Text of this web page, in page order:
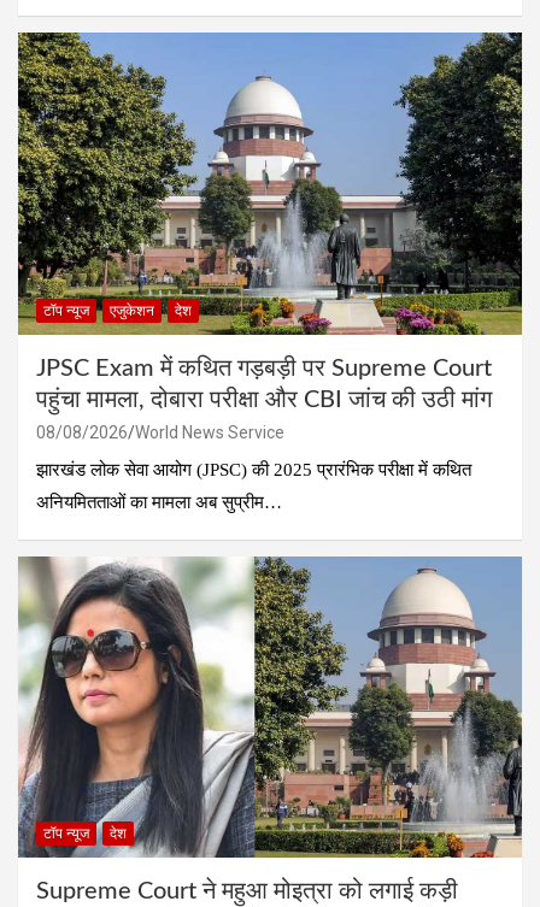
टॉप न्यूज एजुकेशन देश
JPSC Exam में कथित गड़बड़ी पर Supreme Court
पहुंचा मामला, दोबारा परीक्षा और CBI जांच की उठी मांग
08/08/2026 World News Service
झारखंड लोक सेवा आयोग (JPSC) की 2025 प्रारंभिक परीक्षा में कथित
अनियमितताओं का मामला अब सुप्रीम…
टॉप न्यूज देश
Supreme Court ने महुआ मोइत्रा को लगाई कड़ी